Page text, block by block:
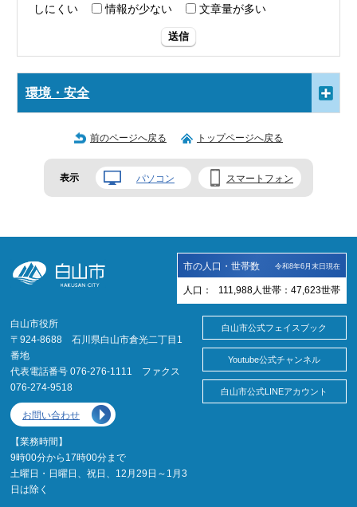
しにくい
情報が少ない 文章量が多い
送信
環境・安全
前のページへ戻る トップページへ戻る
表示 パソコン スマートフォン
市の人口・世帯数 令和8年6月末日現在
人口： 111,988 人 世帯： 47,623世帯
白山市役所
〒924-8688 石川県白山市倉光二丁目1
番地
代表電話番号 076-276-1111 ファクス
076-274-9518
お問い合わせ
【業務時間】
9時00分から17時00分まで
土曜日・日曜日、祝日、12月29日～1月3
日は除く
白山市公式フェイスブック
Youtube公式チャンネル
白山市公式LINEアカウント